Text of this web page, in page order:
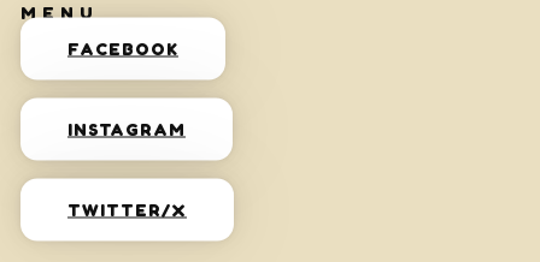
FACEBOOK
INSTAGRAM
TWITTER/X